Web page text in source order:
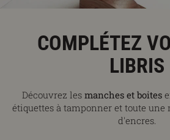
COMPLÉTEZ
LIBRIS
Découvrez les manches et boites
étiquettes à tamponner et toute
d'encres.